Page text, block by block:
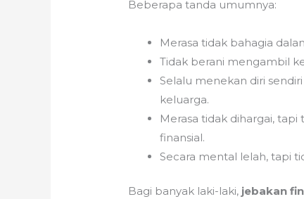
Beberapa tanda umumnya:
Merasa tidak bahagia
Tidak berani mengambil
Selalu menekan diri
keluarga.
Merasa tidak dihargai,
finansial.
Secara mental lelah, tapi
Bagi banyak laki-laki, jebakan